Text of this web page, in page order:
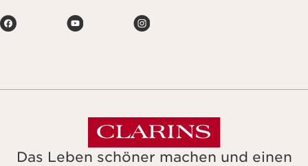
Das Leben schöner machen und einen